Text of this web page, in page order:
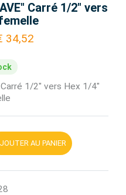
Carré 1/2" vers
34,52
1/2" vers Hex 1/4"
AU PANIER